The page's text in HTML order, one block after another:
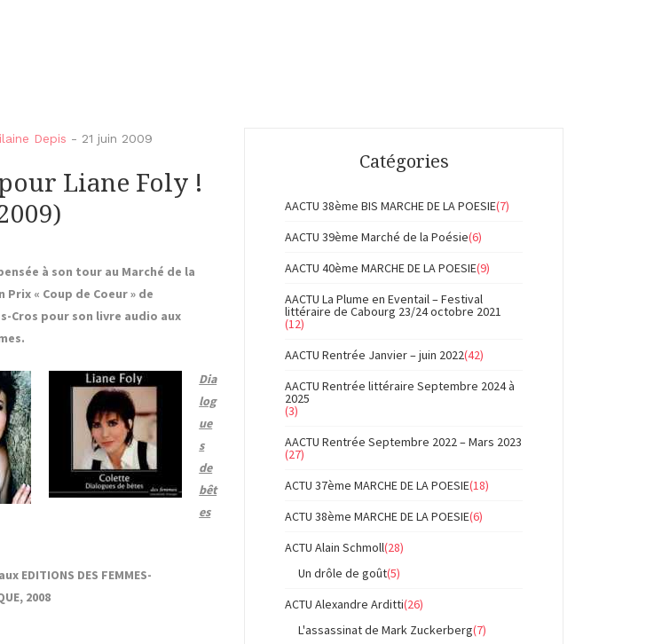
Depis - 21 juin 2009
Liane Foly !
à son tour au Marché de la
Prix « Coup de Coeur » de
Cros pour son livre audio aux
Dia
log
ue
s
de
bêt
es
aux EDITIONS DES FEMMES-
2008
Catégories
AACTU 38ème BIS MARCHE DE LA POESIE(7)
AACTU 39ème Marché de la Poésie(6)
AACTU 40ème MARCHE DE LA POESIE(9)
AACTU La Plume en Eventail – Festival
littéraire de Cabourg 23/24 octobre 2021
(12)
AACTU Rentrée Janvier – juin 2022(42)
AACTU Rentrée littéraire Septembre 2024 à
2025
(3)
AACTU Rentrée Septembre 2022 – Mars 2023
(27)
ACTU 37ème MARCHE DE LA POESIE(18)
ACTU 38ème MARCHE DE LA POESIE(6)
ACTU Alain Schmoll(28)
Un drôle de goût(5)
ACTU Alexandre Arditti(26)
L'assassinat de Mark Zuckerberg(7)